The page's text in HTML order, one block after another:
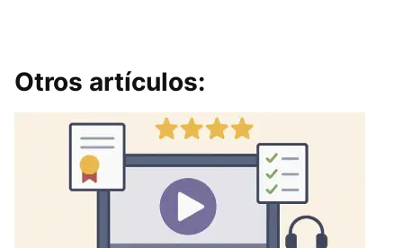
Otros artículos: